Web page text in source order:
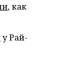
, как
у Рай-